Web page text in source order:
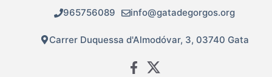
contingut
965756089 info@gatadegorgos.org
Carrer Duquessa d'Almodóvar, 3, 03740 Gata